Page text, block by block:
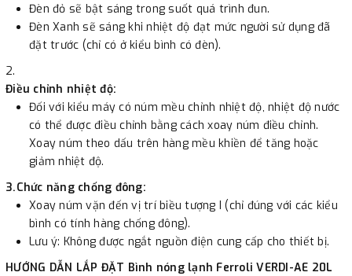
Đèn đỏ sẽ bật sáng trong suốt quá trình đun.
Đèn Xanh sẽ sáng khi nhiệt độ đạt mức người sử dụng đã
đặt trước (chỉ có ở kiểu bình có đèn).
Điều chỉnh nhiệt độ:
Đối với kiểu máy có núm mều chỉnh nhiệt độ, nhiệt độ nước
có thể được điều chỉnh bằng cách xoay núm điều chỉnh.
Xoay núm theo dấu trên hàng mều khiền để tăng hoặc
giảm nhiệt độ.
3.Chức năng chống đông:
Xoay núm vặn đến vị trí biều tượng I (chỉ đúng với các kiểu
bình có tính hàng chống đông).
Lưu ý: Không được ngắt nguồn điện cung cấp cho thiết bị.
HƯỚNG DẪN LẮP ĐẶT Bình nóng lạnh Ferroli VERDI-AE 20L